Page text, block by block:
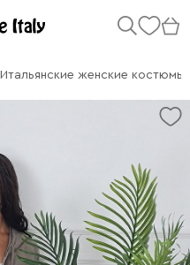
Итальянские женские